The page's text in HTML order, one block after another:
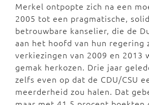
Merkel ontpopte zich na een
2005 tot een pragmatische,
betrouwbare kanselier, die de
aan het hoofd van hun regering
verkiezingen van 2009 en 2013
gemak herkozen. Drie jaar
zelfs even op dat de CDU/CSU
meerderheid zou halen. Dat